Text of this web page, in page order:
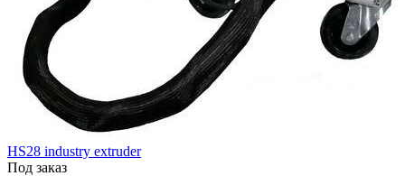
HS28 industry extruder
Под заказ